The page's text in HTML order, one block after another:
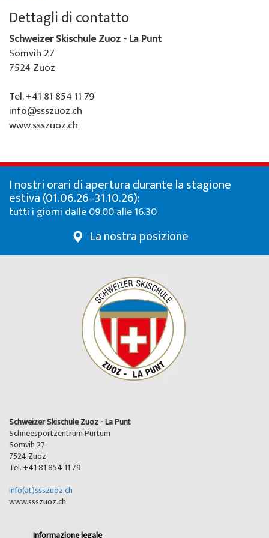
Offerte speciali
Eventi per gruppi
Abbonamenti sci
Noleggio sci da Colani
Abbonamenti sci a La Punt
La Punt
Sulla scuola di sci
Squadra
Partner e sponsor
Jobs
Dettagli di contatto
Schweizer Skischule Zuoz - La Punt
Somvih 27
7524 Zuoz
Tel. +41 81 854 11 79
info@ssszuoz.ch
www.ssszuoz.ch
I nostri orari di apertura durante la stagione
estiva (01.06.26–31.10.26):
tutti i giorni dalle 09.00 alle 16.30
La nostra posizione
Schweizer Skischule Zuoz - La Punt
Schneesportzentrum Purtum
Somvih 27
7524 Zuoz
Tel. +41 81 854 11 79
info(at)ssszuoz.ch
www.ssszuoz.ch